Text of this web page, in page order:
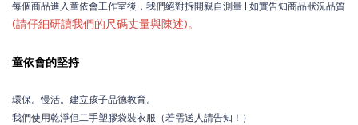
每個商品進入童依會工作室後，我們絕對拆開親自測量 | 如實告知商品狀況品質
(請仔細研讀我們的尺碼丈量與陳述)。
童依會的堅持
環保。慢活。建立孩子品德教育。
我們使用乾淨但二手塑膠袋裝衣服（若需送人請告知！）